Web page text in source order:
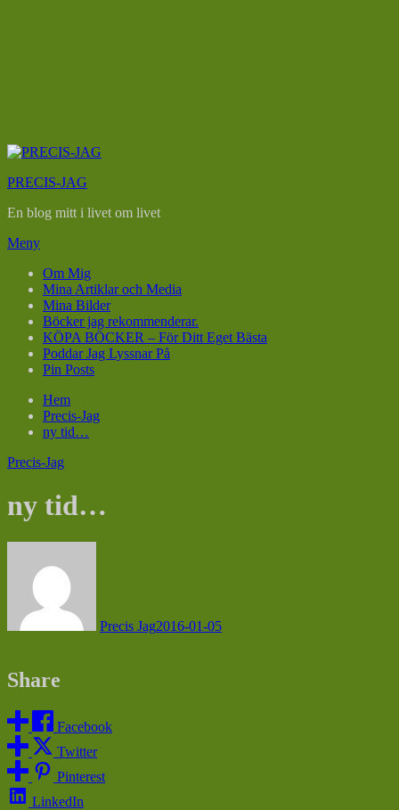
Hoppa
innehåll
PRECIS-JAG
En blog mitt i livet om livet
Meny
Om Mig
Mina Artiklar och Media
Mina Bilder
Böcker jag rekommenderar.
KÖPA BÖCKER – För Ditt Eget Bästa
Poddar Jag Lyssnar På
Pin Posts
Hem
Precis-Jag
ny tid…
Precis-Jag
ny tid…
Precis Jag2016-01-05
Share
Facebook
Twitter
Pinterest
LinkedIn